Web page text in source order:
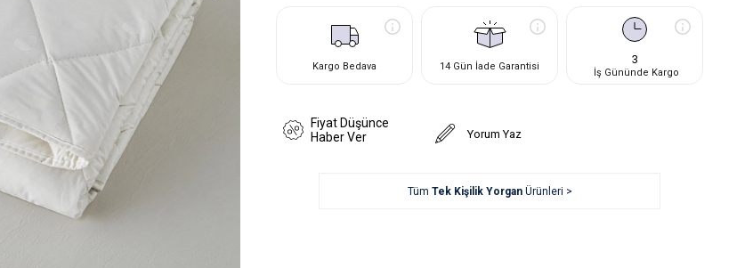
Kargo Bedava 14 Gün İade Garantisi 3
İş Gününde Kargo
Fiyat Düşünce
Haber Ver
Yorum Yaz
Tüm Tek Kişilik YorganÜrünleri >